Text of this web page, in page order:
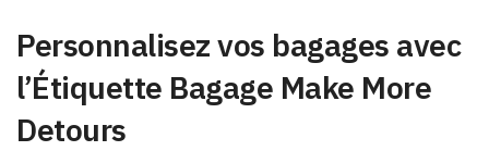
Personnalisez vos bagages avec
l’Étiquette Bagage Make More
Detours